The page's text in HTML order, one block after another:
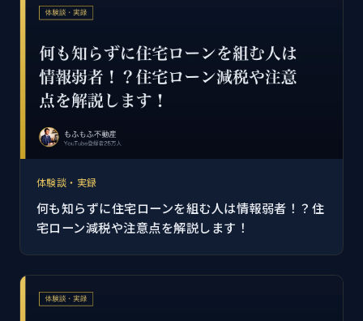
体験談・実録
何も知らずに住宅ローンを組む人は情報弱者！？住
宅ローン減税や注意点を解説します！